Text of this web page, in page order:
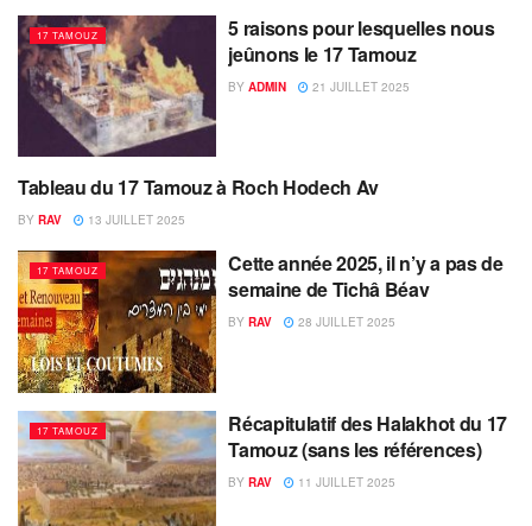
17 TAMOUZ
5 raisons pour lesquelles nous
jeûnons le 17 Tamouz
BY ADMIN 21 JUILLET 2025
17 TAMOUZ
Tableau du 17 Tamouz à Roch Hodech Av
BY RAV 13 JUILLET 2025
17 TAMOUZ
Cette année 2025, il n’y a pas de
semaine de Tichâ Béav
BY RAV 28 JUILLET 2025
17 TAMOUZ
Récapitulatif des Halakhot du 17
Tamouz (sans les références)
BY RAV 11 JUILLET 2025